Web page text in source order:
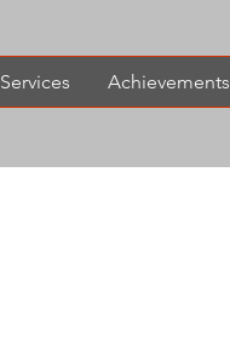
Services Achievements